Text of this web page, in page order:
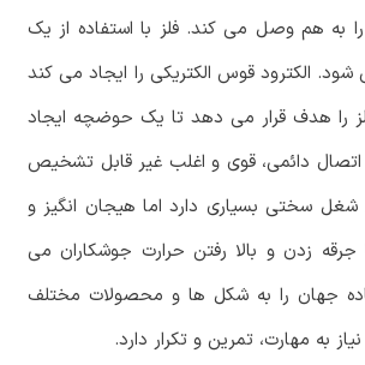
را به هم وصل می کند. فلز با استفاده از یک
الکترود قوس الکتریکی را ایجاد می کند
را هدف قرار می دهد تا یک حوضچه ایجاد
دائمی، قوی و اغلب غیر قابل تشخیص
شغل سختی بسیاری دارد اما هیجان انگیز و
زدن و بالا رفتن حرارت جوشکاران می
جهان را به شکل ها و محصولات مختلف
به مهارت، تمرین و تکرار دارد.